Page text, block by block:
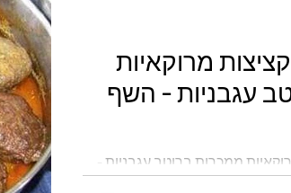
מרוקאיות
עגבניות - השף
ממכרות ברוטב עגבניות -